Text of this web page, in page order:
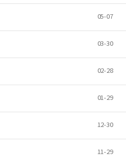
05-07
03-30
02-28
01-29
12-30
11-29